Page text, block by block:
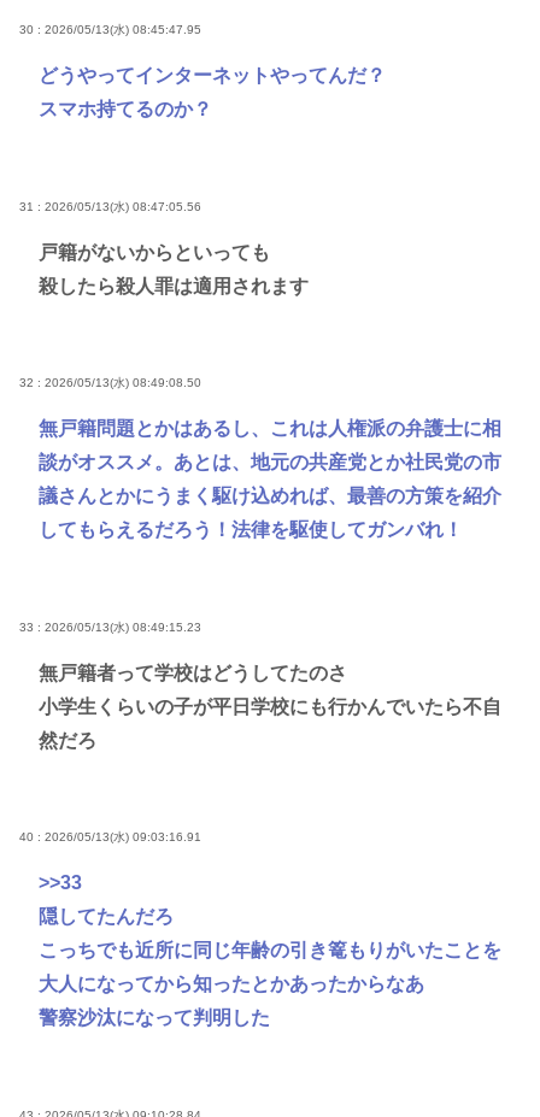
30 : 2026/05/13(水) 08:45:47.95
どうやってインターネットやってんだ？
スマホ持てるのか？
31 : 2026/05/13(水) 08:47:05.56
戸籍がないからといっても
殺したら殺人罪は適用されます
32 : 2026/05/13(水) 08:49:08.50
無戸籍問題とかはあるし、これは人権派の弁護士に相
談がオススメ。あとは、地元の共産党とか社民党の市
議さんとかにうまく駆け込めれば、最善の方策を紹介
してもらえるだろう！法律を駆使してガンバれ！
33 : 2026/05/13(水) 08:49:15.23
無戸籍者って学校はどうしてたのさ
小学生くらいの子が平日学校にも行かんでいたら不自
然だろ
40 : 2026/05/13(水) 09:03:16.91
>>33
隠してたんだろ
こっちでも近所に同じ年齢の引き篭もりがいたことを
大人になってから知ったとかあったからなあ
警察沙汰になって判明した